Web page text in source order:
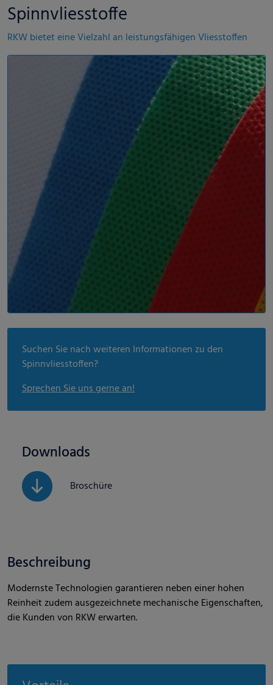
Spinnvliesstoffe
RKW bietet eine Vielzahl an leistungsfähigen Vliesstoffen
Suchen Sie nach weiteren Informationen zu den
Spinnvliesstoffen?
Sprechen Sie uns gerne an!
Downloads
Broschüre
Beschreibung
Modernste Technologien garantieren neben einer hohen
Reinheit zudem ausgezeichnete mechanische Eigenschaften,
die Kunden von RKW erwarten.